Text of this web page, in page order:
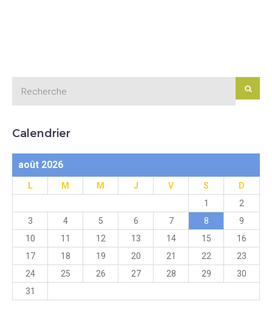
Calendrier
août 2026
L M M J V S
D
1
2
3
4 5 6 7 8
9
10
11 12 13 14 15
16
17
18 19 20 21 22
23
24
25 26 27 28 29
30
31